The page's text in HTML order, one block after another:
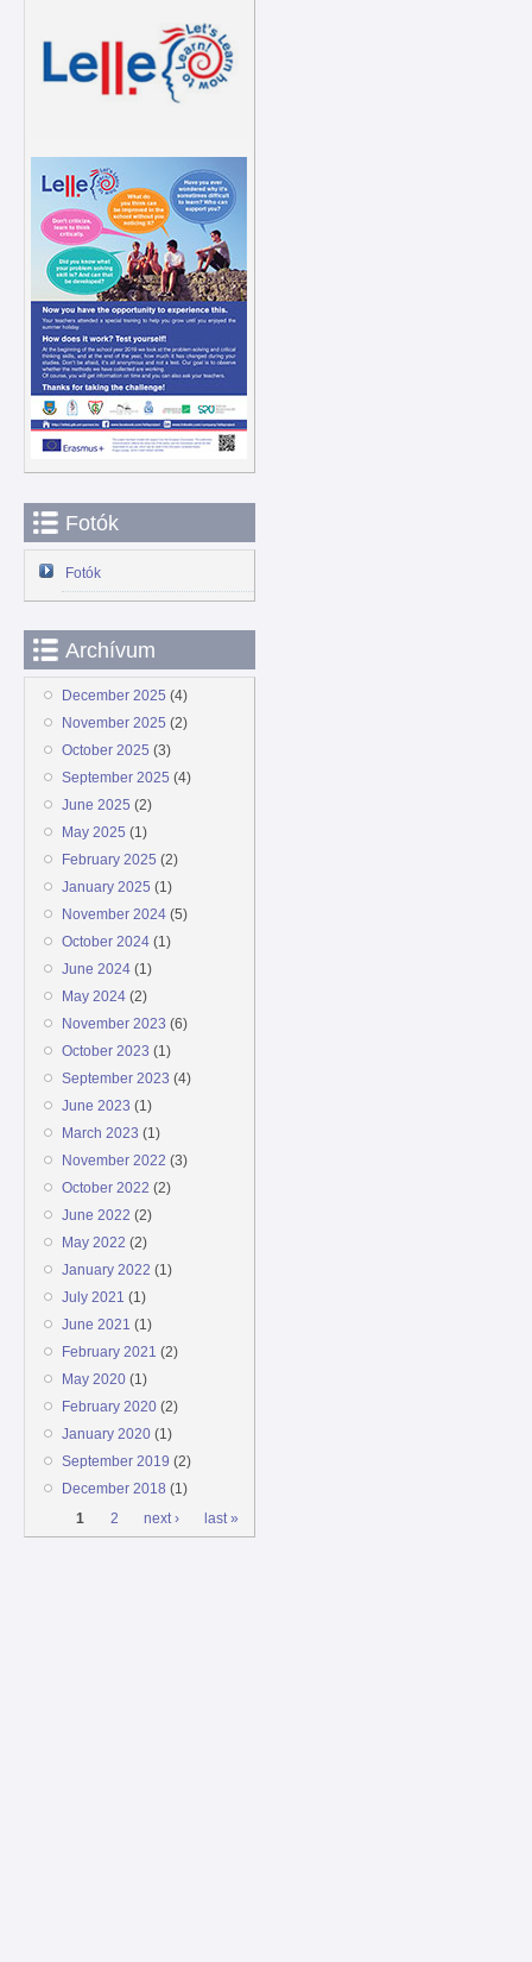
Fotók
Fotók
Archívum
December 2025 (4)
November 2025 (2)
October 2025 (3)
September 2025 (4)
June 2025 (2)
May 2025 (1)
February 2025 (2)
January 2025 (1)
November 2024(5)
October 2024(1)
June 2024(1)
May 2024(2)
November 2023 (6)
October 2023 (1)
September 2023 (4)
June 2023 (1)
March 2023 (1)
November 2022 (3)
October 2022 (2)
June 2022 (2)
May 2022 (2)
January 2022 (1)
July 2021 (1)
June 2021 (1)
February 2021 (2)
May 2020(1)
February 2020(2)
January 2020(1)
September 2019 (2)
December 2018 (1)
Pages
1 2 next › last »